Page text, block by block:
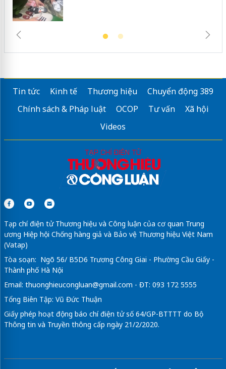
Tin tức Kinh tế Thương hiệu
Chuyển động 389
Chính sách & Pháp luật
OCOP Tư vấn
Xã hội
Videos
Tạp chí điện tử Thương hiệu và Công luận của cơ quan Trung
ương Hiệp hội Chống hàng giả và Bảo vệ Thương hiệu Việt Nam
(Vatap)
Tòa soạn: Ngõ 56/ B5D6 Trương Công Giai - Phường Cầu Giấy -
Thành phố Hà Nội
Email: thuonghieucongluan@gmail.com - ĐT: 093 172 5555
Tổng Biên Tập: Vũ Đức Thuận
Giấy phép hoạt động báo chí điện tử số 64/GP-BTTTT do Bộ
Thông tin và Truyền thông cấp ngày 21/2/2020.